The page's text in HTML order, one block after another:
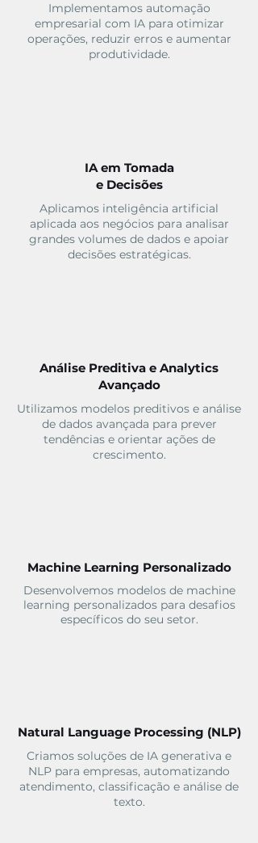
Implementamos automação
empresarial com IA para otimizar
operações, reduzir erros e aumentar
produtividade.
IA em Tomada
e Decisões
Aplicamos inteligência artificial
aplicada aos negócios para analisar
grandes volumes de dados e apoiar
decisões estratégicas.
Análise Preditiva e Analytics
Avançado
Utilizamos modelos preditivos e análise
de dados avançada para prever
tendências e orientar ações de
crescimento.
Machine Learning Personalizado
Desenvolvemos modelos de machine
learning personalizados para desafios
específicos do seu setor.
Natural Language Processing (NLP)
Criamos soluções de IA generativa e
NLP para empresas, automatizando
atendimento, classificação e análise de
texto.